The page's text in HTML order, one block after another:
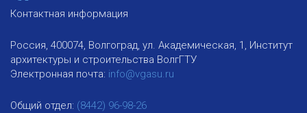
Контактная информация
Россия, 400074, Волгоград, ул. Академическая, 1, Институт
архитектуры и строительства ВолгГТУ
Электронная почта: info@vgasu.ru
Общий отдел: (8442) 96-98-26